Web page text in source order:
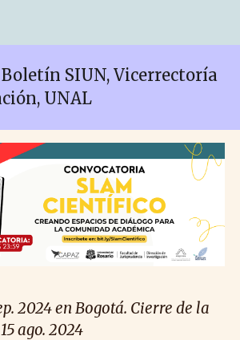
Boletín SIUN, Vicerrectoría
UNAL
2024 en Bogotá. Cierre de la
ago. 2024